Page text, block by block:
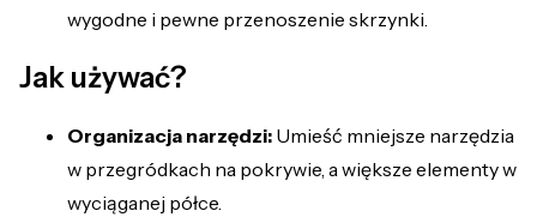
wygodne i pewne przenoszenie skrzynki.
Jak używać?
Organizacja narzędzi: Umieść mniejsze narzędzia
w przegródkach na pokrywie, a większe elementy w
wyciąganej półce.